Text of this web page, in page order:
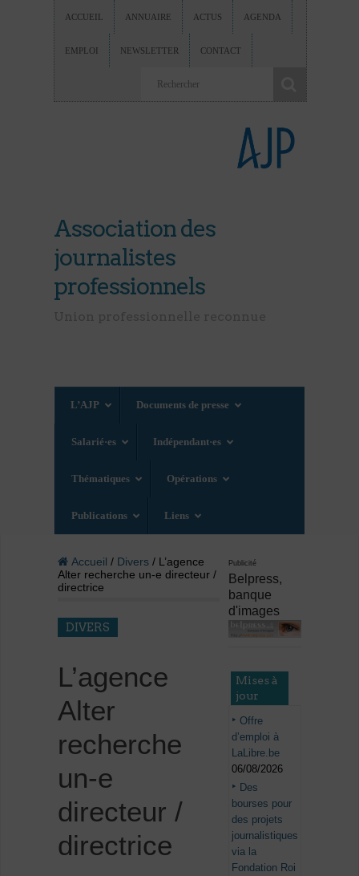
ACCUEIL ANNUAIRE ACTUS AGENDA
EMPLOI NEWSLETTER CONTACT
Association des
journalistes
professionnels
L’AJP Documents de presse
Salarié·es Indépendant·es
Thématiques Opérations
Publications Liens
Accueil / Divers/ L’agence
Alter recherche un-e directeur /
directrice
DIVERS
L’agence
Alter
recherche
un-e
directeur /
directrice
Publicité
Belpress,
banque
d'images
Mises à
jour
Offre
d’emploi à
LaLibre.be
06/08/2026
Des
bourses pour
des projets
journalistiques
via la
Fondation Roi